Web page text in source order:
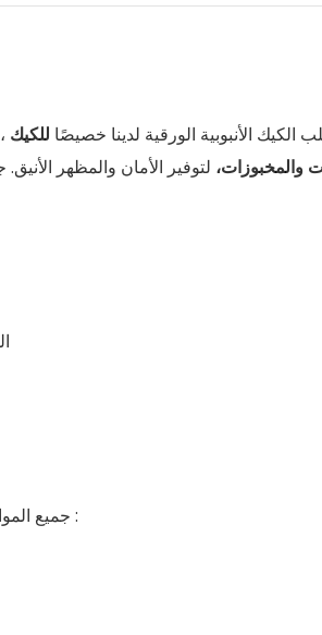
الأنبوبية الورقية لدينا خصيصًا للكيك
والمخبوزات،
جميع :